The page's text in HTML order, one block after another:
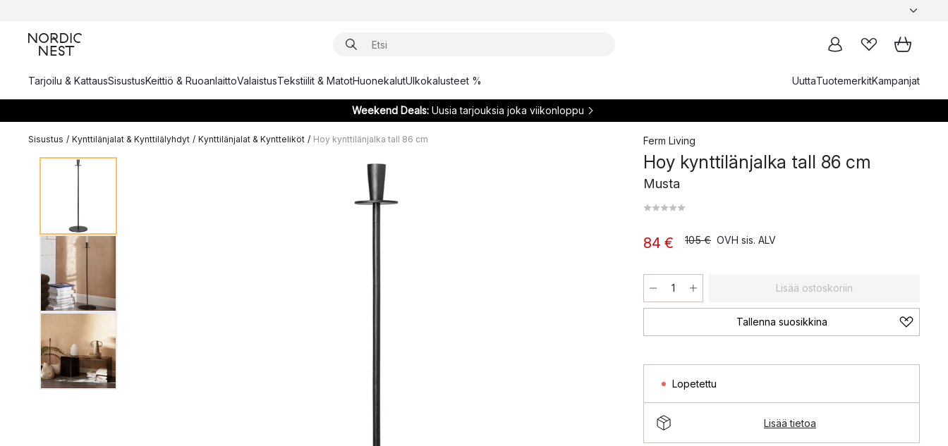
Tarjoilu & KattausSisustusKeittiö & RuoanlaittoValaistusTekstiilit & MatotHuonekalutUlkokalusteet % UuttaTuotemerkitKampanjat
Weekend Deals:Uusia tarjouksia joka viikonloppu
Sisustus / Kynttilänjalat & Kynttilälyhdyt / Kynttilänjalat & Kyntteliköt / Hoy kynttilänjalka tall 86 cm Ferm Living
Hoy kynttilänjalka tall 86 cm
Musta
84 € 105 € OVH sis. ALV
Lisää ostoskoriin
Tallenna suosikkina
Lopetettu
Lisää tietoa